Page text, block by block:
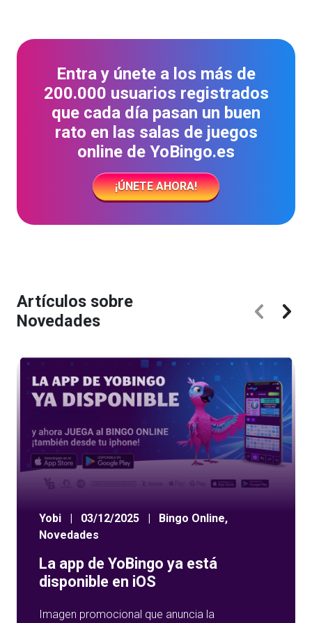
Entra y únete a los más de
200.000 usuarios registrados
que cada día pasan un buen
rato en las salas de juegos
online de YoBingo.es
¡ÚNETE AHORA!
Artículos sobre
Novedades
Yobi | 03/12/2025 | Bingo Online,
Novedades
La app de YoBingo ya está
disponible en iOS
Imagen promocional que anuncia la